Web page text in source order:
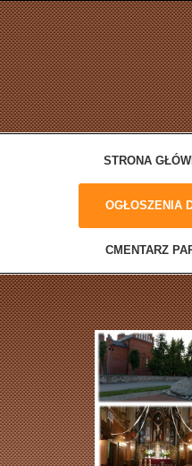
STRONA
OGŁOSZENIA
CMENTARZ